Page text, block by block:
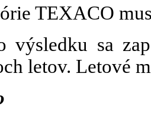
TEXACO
výsledku sa
letov. Letové